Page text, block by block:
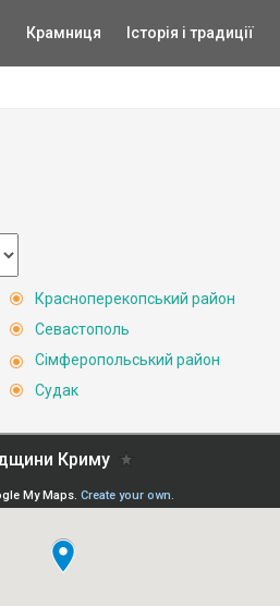
Крамниця Історія і традиції
Красноперекопський район
Севастополь
Сімферопольський район
Судак